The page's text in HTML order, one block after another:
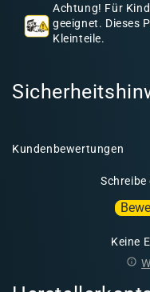
Achtung! Für
geeignet. Dieses
Kleinteile.
Kundenbewertungen
Keine